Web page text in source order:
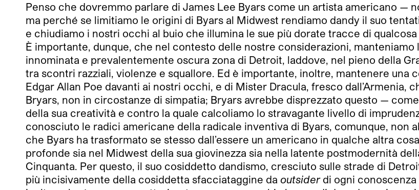
Penso che dovremmo parlare di James Lee Byars come un artista americano —
ma perché se limitiamo le origini di Byars al Midwest rendiamo dandy il suo
e chiudiamo i nostri occhi al buio che illumina le sue più dorate tracce di
È importante, dunque, che nel contesto delle nostre considerazioni, manteniamo
innominata e prevalentemente oscura zona di Detroit, laddove, nel pieno della
tra scontri razziali, violenze e squallore. Ed è importante, inoltre, mantenere una
Edgar Allan Poe davanti ai nostri occhi, e di Mister Dracula, fresco dall’Armenia,
Bryars, non in circostanze di simpatia; Bryars avrebbe disprezzato questo —
della sua creatività e contro la quale calcoliamo lo stravagante livello di
conosciuto le radici americane della radicale inventiva di Byars, comunque, non
che Byars ha trasformato se stesso dall’essere un americano in qualche altra
profonde sia nel Midwest della sua giovinezza sia nella latente postmodernità
Cinquanta. Per questo, il suo cosiddetto dandismo, cresciuto sulle strade di
più incisivamente della cosiddetta sfacciataggine da outsiderdi ogni conoscenza